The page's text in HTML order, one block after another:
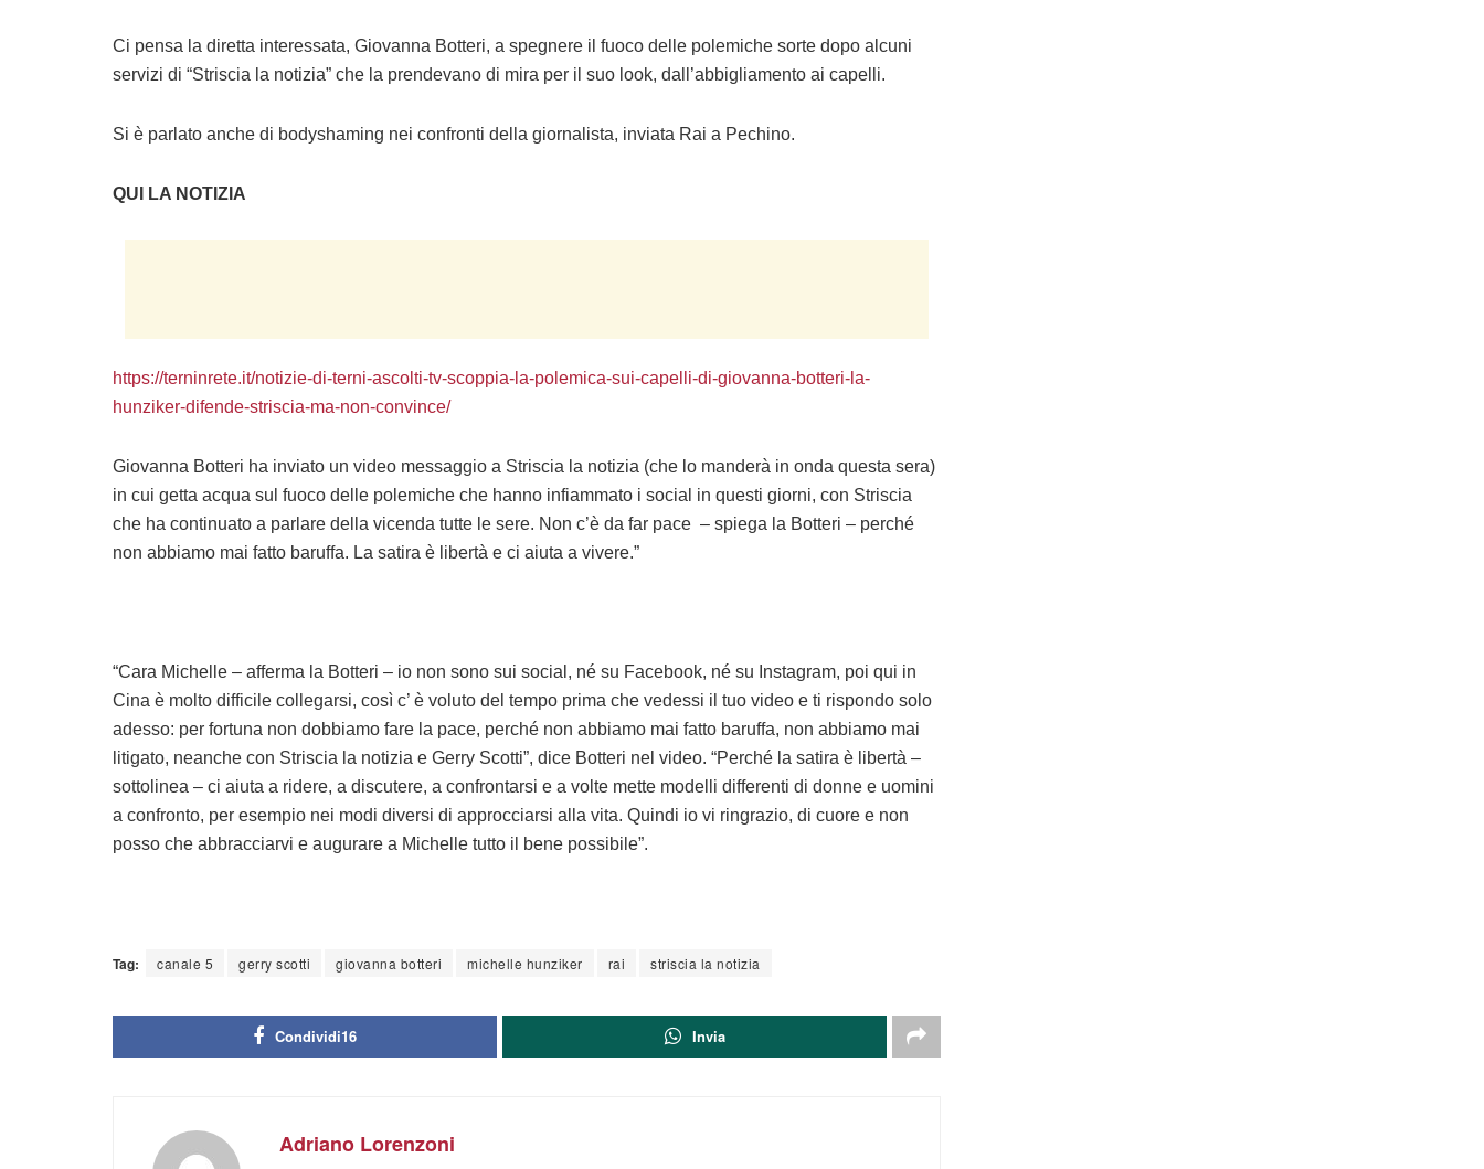
Ci pensa la diretta interessata, Giovanna Botteri, a spegnere il fuoco delle polemiche sorte dopo alcuni
servizi di “Striscia la notizia” che la prendevano di mira per il suo look, dall’abbigliamento ai capelli.
Si è parlato anche di bodyshaming nei confronti della giornalista, inviata Rai a Pechino.
QUI LA NOTIZIA
https://terninrete.it/notizie-di-terni-ascolti-tv-scoppia-la-polemica-sui-capelli-di-giovanna-botteri-la-
hunziker-difende-striscia-ma-non-convince/
Giovanna Botteri ha inviato un video messaggio a Striscia la notizia (che lo manderà in onda questa sera)
in cui getta acqua sul fuoco delle polemiche che hanno infiammato i social in questi giorni, con Striscia
che ha continuato a parlare della vicenda tutte le sere. Non c’è da far pace – spiega la Botteri – perché
non abbiamo mai fatto baruffa. La satira è libertà e ci aiuta a vivere.”
“Cara Michelle – afferma la Botteri – io non sono sui social, né su Facebook, né su Instagram, poi qui in
Cina è molto difficile collegarsi, così c’ è voluto del tempo prima che vedessi il tuo video e ti rispondo solo
adesso: per fortuna non dobbiamo fare la pace, perché non abbiamo mai fatto baruffa, non abbiamo mai
litigato, neanche con Striscia la notizia e Gerry Scotti”, dice Botteri nel video. “Perché la satira è libertà –
sottolinea – ci aiuta a ridere, a discutere, a confrontarsi e a volte mette modelli differenti di donne e uomini
a confronto, per esempio nei modi diversi di approcciarsi alla vita. Quindi io vi ringrazio, di cuore e non
posso che abbracciarvi e augurare a Michelle tutto il bene possibile”.
Tag: canale 5 gerry scotti giovanna botteri michelle hunziker rai striscia la notizia
Condividi16 Invia
Adriano Lorenzoni